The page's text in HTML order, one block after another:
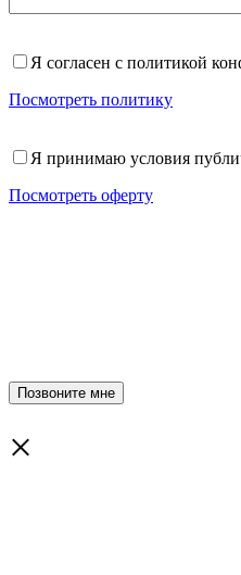
Я согласен с политикой
Посмотреть политику
Я принимаю условия
Посмотреть оферту
×